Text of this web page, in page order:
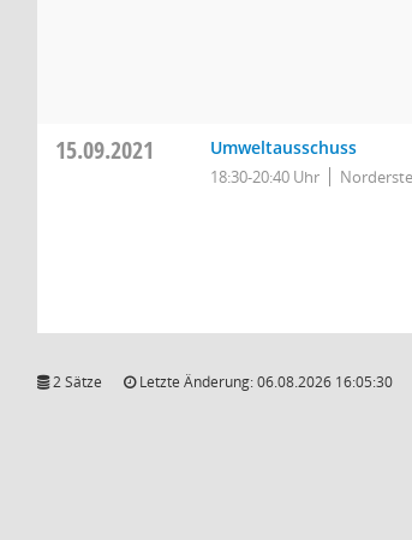
15.09.2021 Umweltausschuss
18:30-20:40 Uhr
2 Sätze Letzte Änderung: 06.08.2026 16:05:30